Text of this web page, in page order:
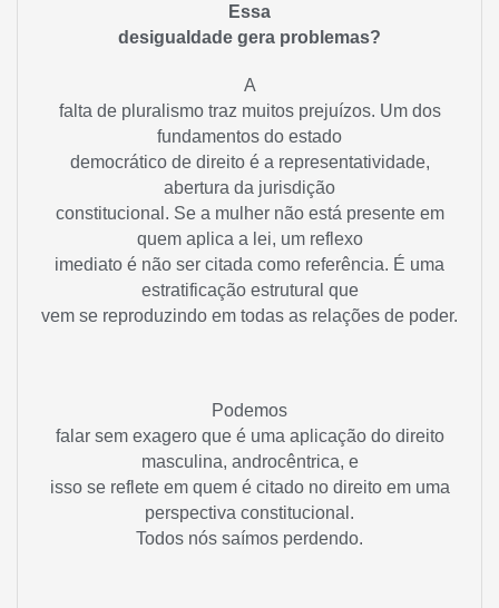
Essa
desigualdade gera problemas?
A
falta de pluralismo traz muitos prejuízos. Um dos
fundamentos do estado
democrático de direito é a representatividade,
abertura da jurisdição
constitucional. Se a mulher não está presente em
quem aplica a lei, um reflexo
imediato é não ser citada como referência. É uma
estratificação estrutural que
vem se reproduzindo em todas as relações de poder.
Podemos
falar sem exagero que é uma aplicação do direito
masculina, androcêntrica, e
isso se reflete em quem é citado no direito em uma
perspectiva constitucional.
Todos nós saímos perdendo.